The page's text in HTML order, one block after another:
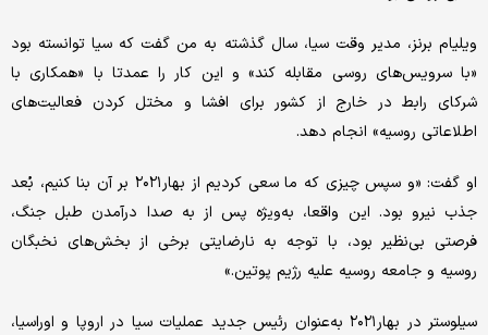
ویلیام برنز، مدیر وقت سیا، سال گذشته به من گفت که سیا توانسته بود
«با سرویس‌های روسی مقابله کند» و این کار را عمدتا با «همکاری با
شرکای رابط در خارج از کشور برای افشا و مختل کردن فعالیت‌های
اطلاعاتی روسیه» انجام دهد.
او گفت: «و سپس چیزی که ما سعی کردیم از بهار۲۰۲۱ بر آن بنا کنیم، بُعد
جذب نیرو بود. این واقعا، به‌ویژه پس از به صدا درآمدن طبل جنگ،
فرصتی بی‌نظیر بود، با توجه به نارضایتی برخی از بخش‌های نخبگان
روسیه و جامعه روسیه علیه رژیم پوتین.»
سیلوستر در بهار۲۰۲۱ به‌عنوان رئیس جدید عملیات سیا در اروپا و اوراسیا،